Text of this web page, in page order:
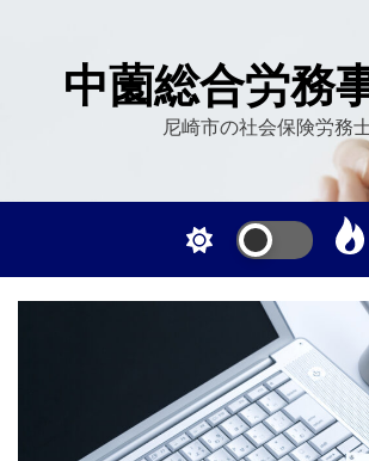
中薗総合労務
尼崎市の社会保険労務